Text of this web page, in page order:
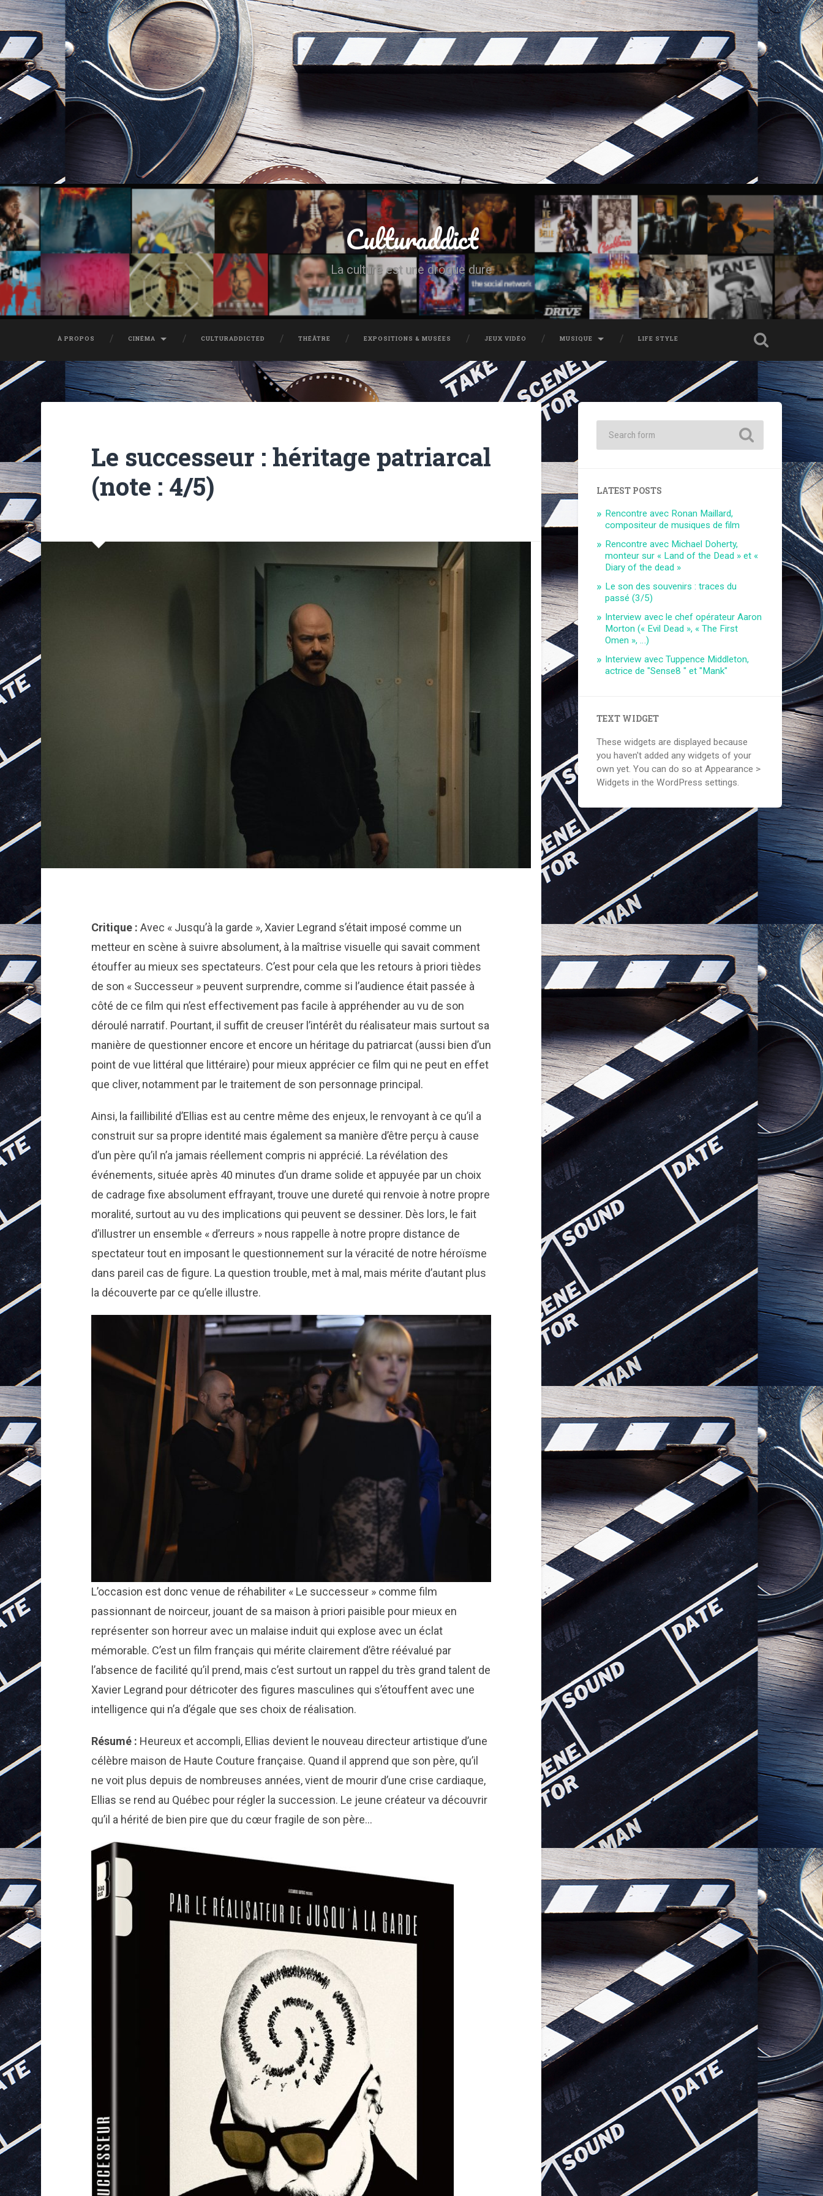
Culturaddict
La culture est une drogue dure
À PROPOS CINÉMA CULTURADDICTED THÉÂTRE EXPOSITIONS & MUSÉES JEUX VIDÉO MUSIQUE LIFE STYLE
Le successeur : héritage patriarcal
(note : 4/5)
Critique : Avec « Jusqu’à la garde », Xavier Legrand s’était imposé comme un
metteur en scène à suivre absolument, à la maîtrise visuelle qui savait comment
étouffer au mieux ses spectateurs. C’est pour cela que les retours à priori tièdes
de son « Successeur » peuvent surprendre, comme si l’audience était passée à
côté de ce film qui n’est effectivement pas facile à appréhender au vu de son
déroulé narratif. Pourtant, il suffit de creuser l’intérêt du réalisateur mais surtout sa
manière de questionner encore et encore un héritage du patriarcat (aussi bien d’un
point de vue littéral que littéraire) pour mieux apprécier ce film qui ne peut en effet
que cliver, notamment par le traitement de son personnage principal.
Ainsi, la faillibilité d’Ellias est au centre même des enjeux, le renvoyant à ce qu’il a
construit sur sa propre identité mais également sa manière d’être perçu à cause
d’un père qu’il n’a jamais réellement compris ni apprécié. La révélation des
événements, située après 40 minutes d’un drame solide et appuyée par un choix
de cadrage fixe absolument effrayant, trouve une dureté qui renvoie à notre propre
moralité, surtout au vu des implications qui peuvent se dessiner. Dès lors, le fait
d’illustrer un ensemble « d’erreurs » nous rappelle à notre propre distance de
spectateur tout en imposant le questionnement sur la véracité de notre héroïsme
dans pareil cas de figure. La question trouble, met à mal, mais mérite d’autant plus
la découverte par ce qu’elle illustre.
L’occasion est donc venue de réhabiliter « Le successeur » comme film
passionnant de noirceur, jouant de sa maison à priori paisible pour mieux en
représenter son horreur avec un malaise induit qui explose avec un éclat
mémorable. C’est un film français qui mérite clairement d’être réévalué par
l’absence de facilité qu’il prend, mais c’est surtout un rappel du très grand talent de
Xavier Legrand pour détricoter des figures masculines qui s’étouffent avec une
intelligence qui n’a d’égale que ses choix de réalisation.
Résumé : Heureux et accompli, Ellias devient le nouveau directeur artistique d’une
célèbre maison de Haute Couture française. Quand il apprend que son père, qu’il
ne voit plus depuis de nombreuses années, vient de mourir d’une crise cardiaque,
Ellias se rend au Québec pour régler la succession. Le jeune créateur va découvrir
qu’il a hérité de bien pire que du cœur fragile de son père…
LATEST POSTS
Rencontre avec Ronan Maillard,
compositeur de musiques de film
Rencontre avec Michael Doherty,
monteur sur « Land of the Dead » et «
Diary of the dead »
Le son des souvenirs : traces du
passé (3/5)
Interview avec le chef opérateur Aaron
Morton (« Evil Dead », « The First
Omen », …)
Interview avec Tuppence Middleton,
actrice de "Sense8 " et "Mank"
TEXT WIDGET
These widgets are displayed because
you haven't added any widgets of your
own yet. You can do so at Appearance >
Widgets in the WordPress settings.